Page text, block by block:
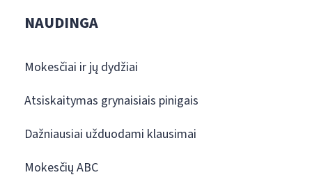
NAUDINGA
Mokesčiai ir jų dydžiai
Atsiskaitymas grynaisiais pinigais
Dažniausiai užduodami klausimai
Mokesčių ABC